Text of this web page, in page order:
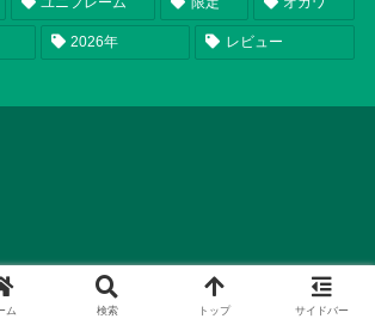
2026年 レビュー
ム 検索 トップ サイドバー